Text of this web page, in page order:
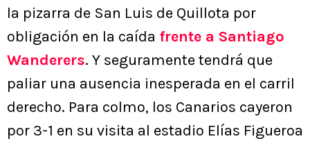
la pizarra de San Luis de Quillota por
obligación en la caída frente a Santiago
Wanderers. Y seguramente tendrá que
paliar una ausencia inesperada en el carril
derecho. Para colmo, los Canarios cayeron
por 3-1 en su visita al estadio Elías Figueroa